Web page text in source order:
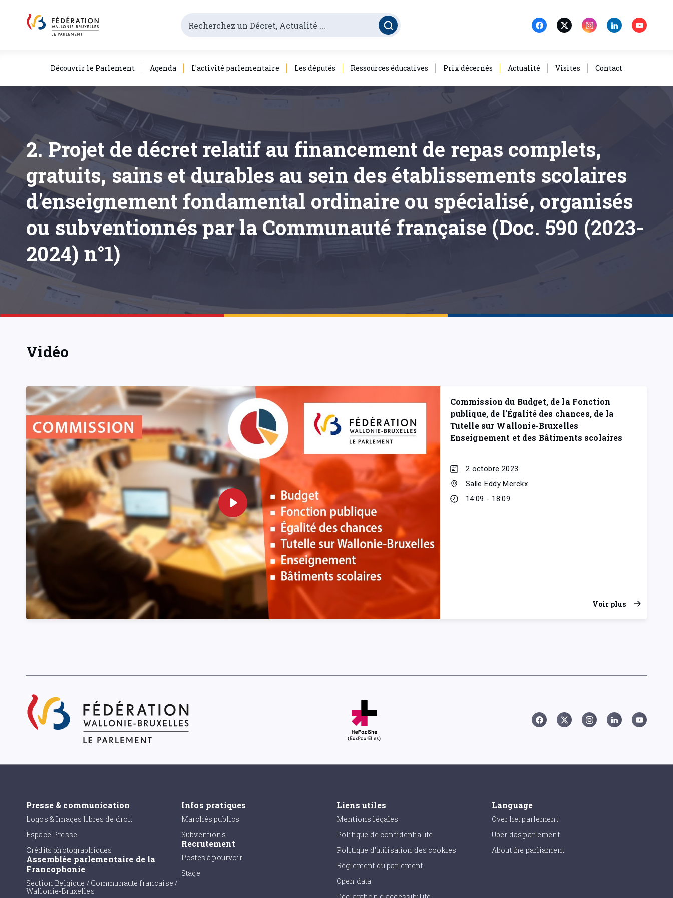
Découvrir le Parlement Agenda L'activité parlementaire Les députés Ressources éducatives Prix décernés Actualité Visites Contact
2. Projet de décret relatif au financement de repas complets,
gratuits, sains et durables au sein des établissements scolaires
d'enseignement fondamental ordinaire ou spécialisé, organisés
ou subventionnés par la Communauté française (Doc. 590 (2023-
2024) n°1)
Vidéo
Commission du Budget, de la Fonction
publique, de l'Égalité des chances, de la
Tutelle sur Wallonie-Bruxelles
Enseignement et des Bâtiments scolaires
2 octobre 2023
Salle Eddy Merckx
14:09 - 18:09
Voir plus
Presse & communication
Logos & Images libres de droit
Espace Presse
Crédits photographiques
Assemblée parlementaire de la
Francophonie
Section Belgique / Communauté française /
Wallonie-Bruxelles
Infos pratiques
Marchés publics
Subventions
Recrutement
Postes à pourvoir
Stage
Liens utiles
Mentions légales
Politique de confidentialité
Politique d'utilisation des cookies
Règlement du parlement
Open data
Language
Over het parlement
Uber das parlement
About the parliament